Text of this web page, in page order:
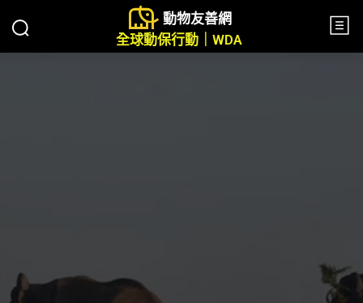
動物友善網
全球動保行動｜WDA